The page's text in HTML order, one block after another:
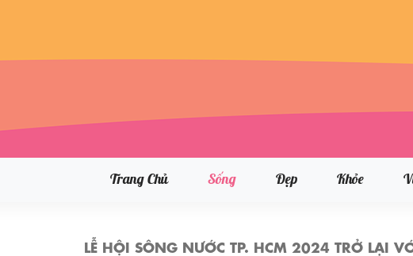
Trang Chủ Sống Đẹp Khỏe
LỄ HỘI SÔNG NƯỚC TP. HCM 2024 TRỞ LẠI